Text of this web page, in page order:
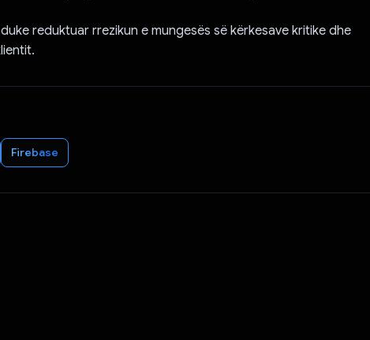
reduktuar rrezikun e mungesës së kërkesave kritike dhe
Firebase